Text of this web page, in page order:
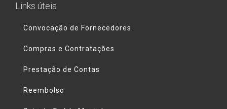
Links úteis
Convocação de Fornecedores
Compras e Contratações
Prestação de Contas
Reembolso